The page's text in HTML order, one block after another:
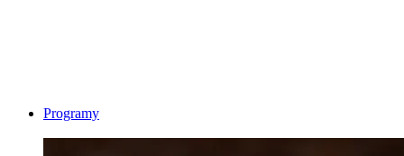
Programy